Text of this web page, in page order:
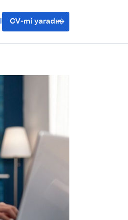
CV-mi yaradın